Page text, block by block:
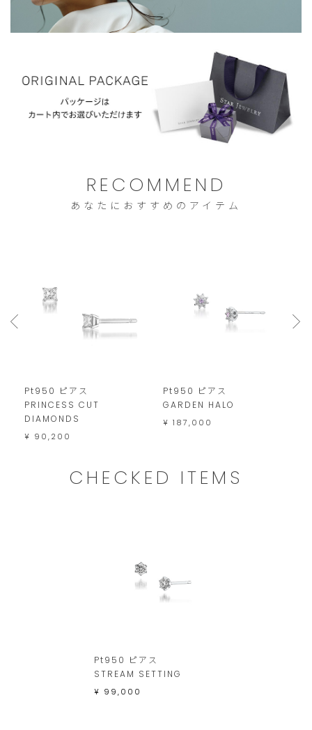
い
ま
す。
注
文
願
い
い
し
ま
RECOMMEND
あなたにおすすめのアイテム
Pt950 ピアス
PRINCESS CUT
DIAMONDS
¥ 90,200
Pt950 ピアス
GARDEN HALO
¥ 187,000
CHECKED ITEMS
Pt950 ピアス
STREAM SETTING
¥ 99,000